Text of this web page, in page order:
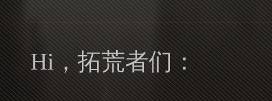
Hi，拓荒者们：